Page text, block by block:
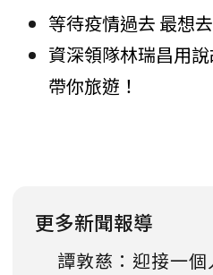
等待疫情過去 最想
資深領隊林瑞昌用
帶你旅遊！
更多新聞報導
譚敦慈：迎接一